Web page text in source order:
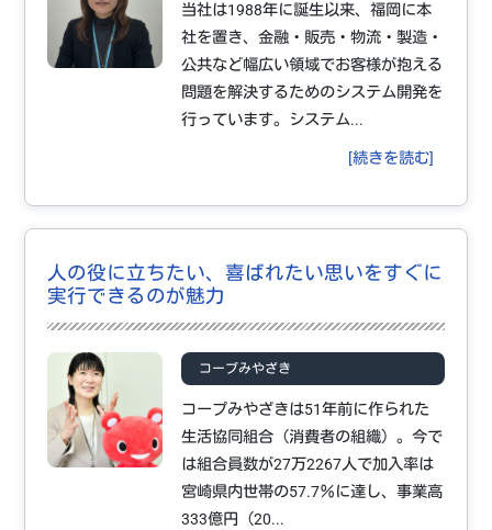
当社は1988年に誕生以来、福岡に本
社を置き、金融・販売・物流・製造・
公共など幅広い領域でお客様が抱える
問題を解決するためのシステム開発を
行っています。システム...
[続きを読む]
人の役に立ちたい、喜ばれたい思いをすぐに
実行できるのが魅力
コープみやざき
コープみやざきは51年前に作られた
生活協同組合（消費者の組織）。今で
は組合員数が27万2267人で加入率は
宮崎県内世帯の57.7％に達し、事業高
333億円（20...